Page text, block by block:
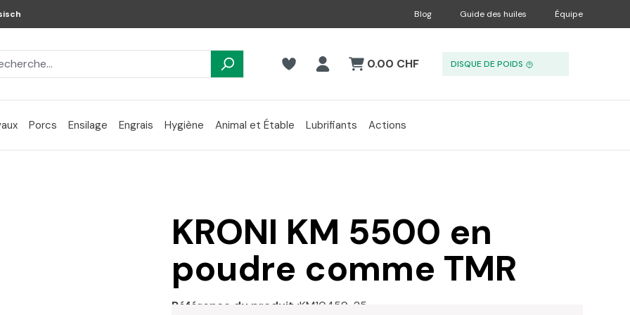
Blog Guide des huiles Équipe
0.00 CHF DISQUE DE POIDS
Porcs Ensilage Engrais Hygiène Animal et Étable Lubrifiants Actions
KRONI KM 5500 en
poudre comme TMR
Référence du produit :KM10459-25